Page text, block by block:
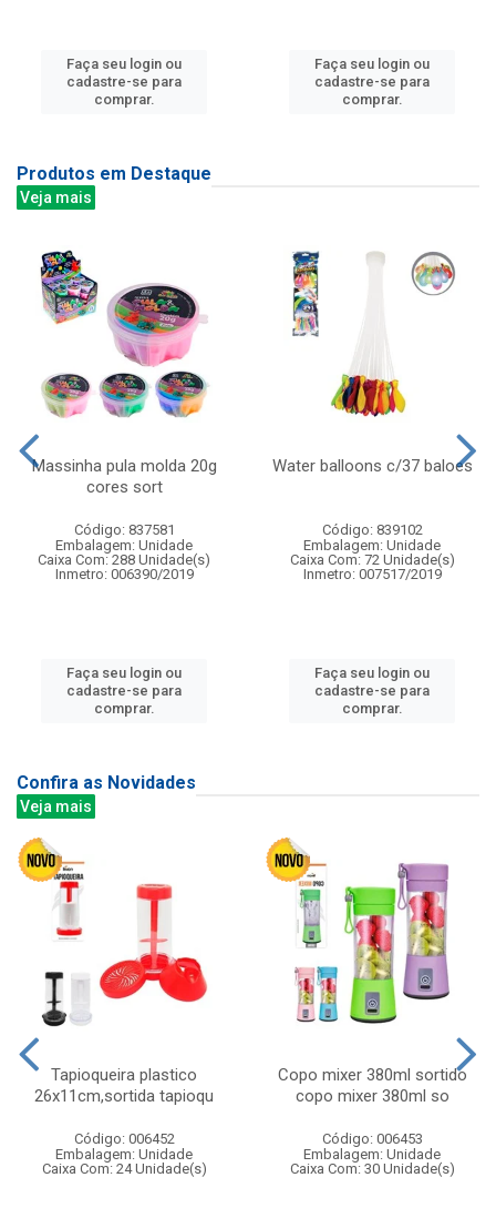
Faça seu login ou
cadastre-se para
comprar.
Faça seu login ou
cadastre-se para
comprar.
Produtos em Destaque
Veja mais
Massinha pula molda 20g
cores sort
Código: 837581
Embalagem: Unidade
Caixa Com: 288 Unidade(s)
Inmetro: 006390/2019
Faça seu login ou
cadastre-se para
comprar.
Water balloons c/37 baloes
Código: 839102
Embalagem: Unidade
Caixa Com: 72 Unidade(s)
Inmetro: 007517/2019
Faça seu login ou
cadastre-se para
comprar.
Confira as Novidades
Veja mais
Tapioqueira plastico
26x11cm,sortida tapioqu
Código: 006452
Embalagem: Unidade
Caixa Com: 24 Unidade(s)
Copo mixer 380ml sortido
copo mixer 380ml so
Código: 006453
Embalagem: Unidade
Caixa Com: 30 Unidade(s)